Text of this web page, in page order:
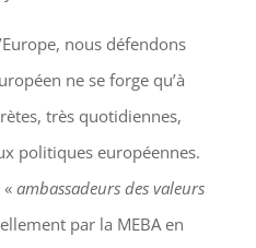
nous défendons
ne se forge qu’à
très quotidiennes,
politiques européennes.
ambassadeurs des valeurs
par la MEBA en